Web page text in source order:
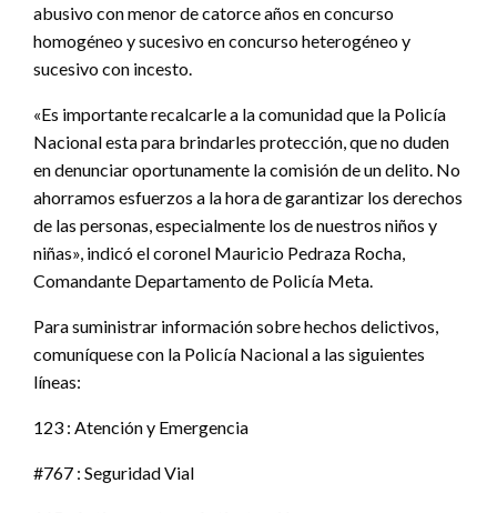
abusivo con menor de catorce años en concurso
homogéneo y sucesivo en concurso heterogéneo y
sucesivo con incesto.
«Es importante recalcarle a la comunidad que la Policía
Nacional esta para brindarles protección, que no duden
en denunciar oportunamente la comisión de un delito. No
ahorramos esfuerzos a la hora de garantizar los derechos
de las personas, especialmente los de nuestros niños y
niñas», indicó el coronel Mauricio Pedraza Rocha,
Comandante Departamento de Policía Meta.
Para suministrar información sobre hechos delictivos,
comuníquese con la Policía Nacional a las siguientes
líneas:
123 : Atención y Emergencia
#767 : Seguridad Vial